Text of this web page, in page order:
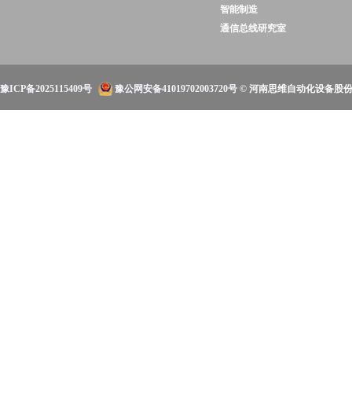
智能制造
通信总线研究室
豫ICP备2025115409号 豫公网安备41019702003720号 © 河南思维自动化设备股